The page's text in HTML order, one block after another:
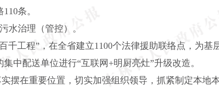
110条。
水治理（管控）。
千工程”，在全省建立1100个法律援助联络点，为基
中配送单位进行“互联网 +明厨亮灶”升级改造。
摆在重要位置，切实加强组织领导，抓紧制定本地